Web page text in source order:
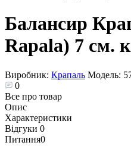
Балансир
Rapala) 7 см.
Виробник: Крапаль Модель:
0
Все про товар
Опис
Характеристики
Відгуки 0
Питання0